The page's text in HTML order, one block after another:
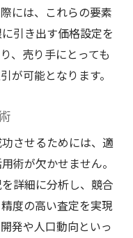
には、これらの要素
引き出す価格設定を
、売り手にとっても
が可能となります。
させるためには、適
術が欠かせません。
詳細に分析し、競合
度の高い査定を実現
発や人口動向といっ